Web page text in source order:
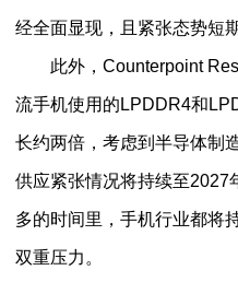
经全面显现，且紧张态势短
此外，Counterpoint
流手机使用的LPDDR4和
长约两倍，考虑到半导体制
供应紧张情况将持续至2027
多的时间里，手机行业都将
双重压力。